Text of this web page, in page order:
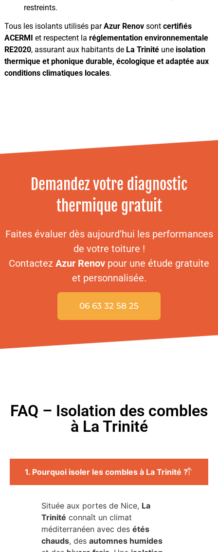
restreints.
Tous les isolants utilisés parAzur Renov sont certifiés
ACERMI
et respectent la réglementation environnementale
RE2020, assurant aux habitants de La Trinité une isolation
thermique et phonique durable, écologique et adaptée aux
conditions climatiques locales.
Demandez votre diagnostic
thermique gratuit
Faites évaluer dès aujourd’hui les performances
de votre toiture !
Contactez Azur Renov pour une étude gratuite
et personnalisée.
06 63 32 58 25
FAQ – Isolation des combles
à La Trinité
1. Pourquoi isoler les combles à La Trinité ?
Située aux portes de Nice, La
Trinité connaît un climat
méditerranéen avec des étés
chauds, des automnes humides